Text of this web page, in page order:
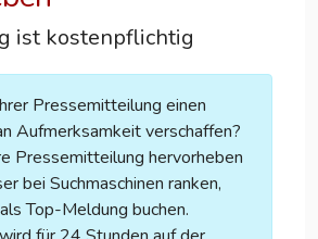
ist kostenpflichtig
Pressemitteilung einen
Aufmerksamkeit verschaffen?
Pressemitteilung hervorheben
bei Suchmaschinen ranken,
Top-Meldung buchen.